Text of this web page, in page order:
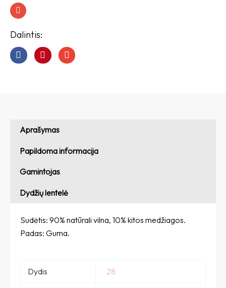
I
n
s
a
g
r
a
Dalintis:
Aprašymas
Papildoma informacija
Gamintojas
Dydžių lentelė
Sudėtis: 90% natūrali vilna, 10% kitos medžiagos.
Padas: Guma.
Dydis 28